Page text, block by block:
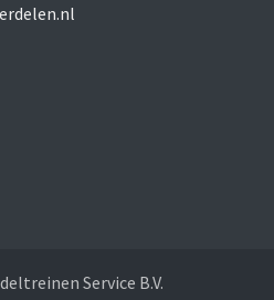
Service B.V.